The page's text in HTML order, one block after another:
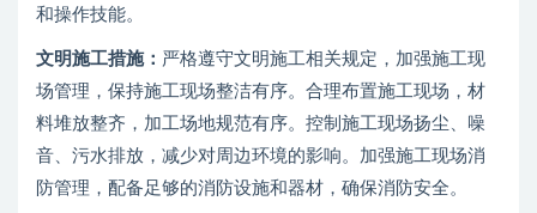
和操作技能。
文明施工措施： 严格遵守文明施工相关规定，加强施工现
场管理，保持施工现场整洁有序。合理布置施工现场，材
料堆放整齐，加工场地规范有序。控制施工现场扬尘、噪
音、污水排放，减少对周边环境的影响。加强施工现场消
防管理，配备足够的消防设施和器材，确保消防安全。